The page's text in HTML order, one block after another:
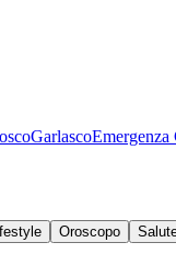
GarlascoEmergenza
Oroscopo